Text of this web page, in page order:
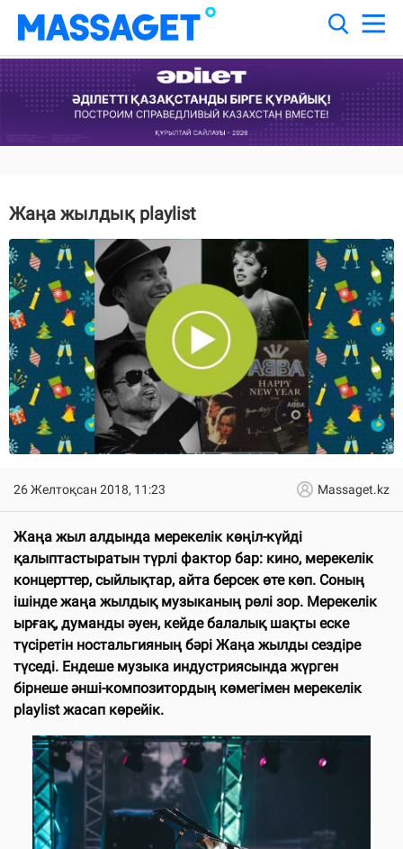
Жаңа жылдық playlist
26 Желтоқсан 2018, 11:23 Massaget.kz
Жаңа жыл алдында мерекелік көңіл-күйді
қалыптастыратын түрлі фактор бар: кино, мерекелік
концерттер, сыйлықтар, айта берсек өте көп. Соның
ішінде жаңа жылдық музыканың рөлі зор. Мерекелік
ырғақ, думанды әуен, кейде балалық шақты еске
түсіретін ностальгияның бәрі Жаңа жылды сездіре
түседі. Ендеше музыка индустриясында жүрген
бірнеше әнші-композитордың көмегімен мерекелік
playlist жасап көрейік.